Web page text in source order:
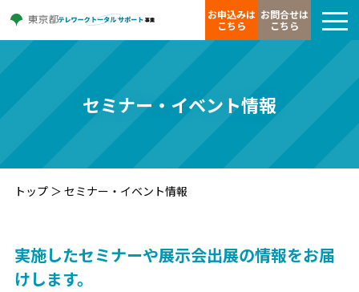
お申込みは
こちら
お問合せは
こちら
セミナー・イベント情報
トップ＞ セミナー・イベント情報
実施したセミナーや展示会出展の情報をお届
けします。